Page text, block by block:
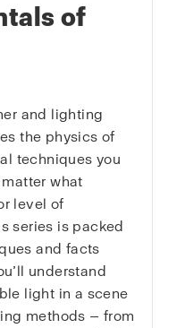
of
and lighting
the physics of
techniques you
what
level of
series is packed
and facts
understand
light in a scene
methods — from